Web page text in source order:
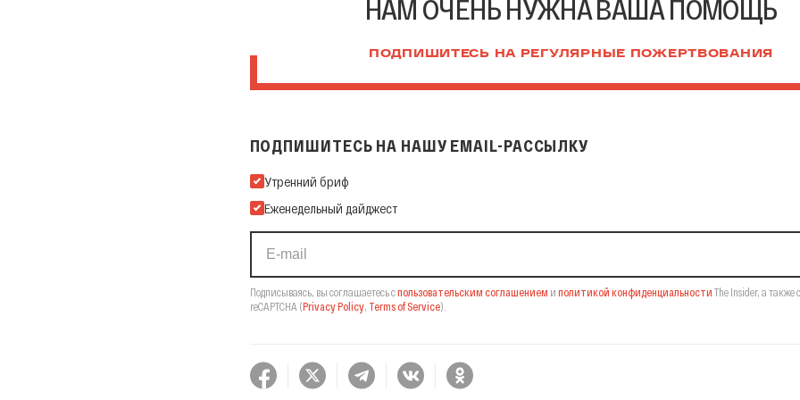
НАМ ОЧЕНЬ НУЖНА ВАША ПОМОЩЬ
ПОДПИШИТЕСЬ НА РЕГУЛЯРНЫЕ ПОЖЕРТВОВАНИЯ
ПОДПИШИТЕСЬ НА НАШУ EMAIL-РАССЫЛКУ
Подпишитесь на нашу Email-рассылку
Утренний бриф
Еженедельный дайджест
Подписываясь, вы соглашаетесь спользовательским соглашением и политикой конфиденциальности The Insider, а также
reCAPTCHA (Privacy Policy, Terms of Service).